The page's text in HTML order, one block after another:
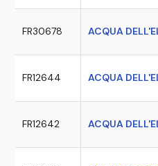
FR30678 ACQUA
FR12644 ACQUA
FR12642 ACQUA